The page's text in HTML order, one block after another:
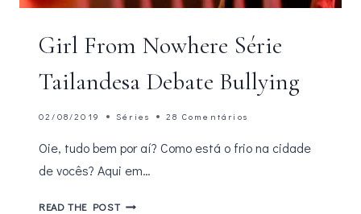
Girl From Nowhere Série
Tailandesa Debate Bullying
02/08/2019 Séries 28 Comentários
Oie, tudo bem por aí? Como está o frio na cidade
de vocês? Aqui em…
READ THE POSTGIRL